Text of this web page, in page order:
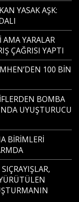
YASAK AŞK:
YARALAR
ÇAĞRISI YAPTI
100 BİN
BOMBA
UYUŞTURUCU
BİRİMLERİ